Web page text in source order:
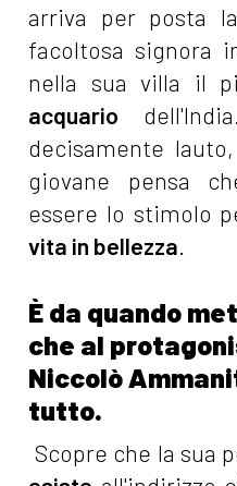
arriva per posta
facoltosa signora
nella sua villa il
acquario
decisamente
giovane pensa
essere lo stimolo
vita in bellezza.
È da quando
che al
Niccolò
tutto.
Scopre che la sua